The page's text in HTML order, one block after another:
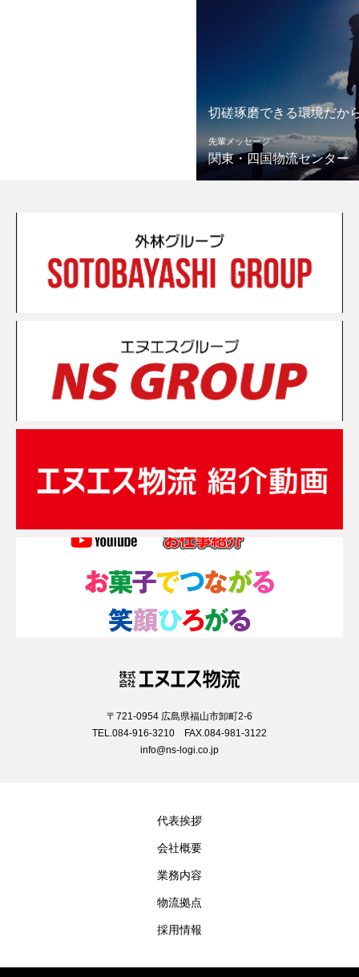
切磋琢磨できる環境だからこそ
関東・四国物流センター
〒721-0954 広島県福山市卸町2-6
TEL.084-916-3210 FAX.084-981-3122
info@ns-logi.co.jp
代表挨拶
会社概要
業務内容
物流拠点
採用情報